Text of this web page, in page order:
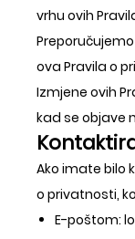
vrhu ovih
ova Pravila o
Izmjene ovih
kad se objave
Ako imate bilo
o privatnosti,
E-poštom: